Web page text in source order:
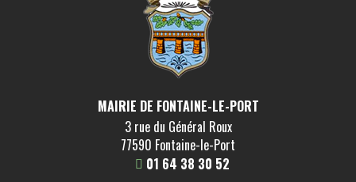
MAIRIE DE FONTAINE-LE-PORT
3 rue du Général Roux
77590 Fontaine-le-Port
01 64 38 30 52